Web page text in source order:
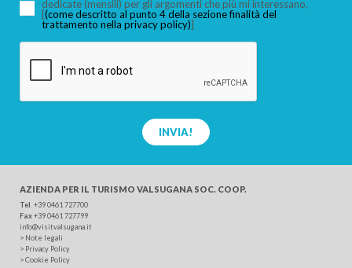
dedicate (mensili) per gli argomenti che più mi interessano,
[(come descritto al punto 4 della sezione finalità del
trattamento nella privacy policy)]
INVIA!
AZIENDA PER IL TURISMO VALSUGANA SOC. COOP.
Tel +39 0461 727700
Fax+39 0461 727799
info@visitvalsugana.it
> Note legali
> Privacy Policy
>Cookie Policy